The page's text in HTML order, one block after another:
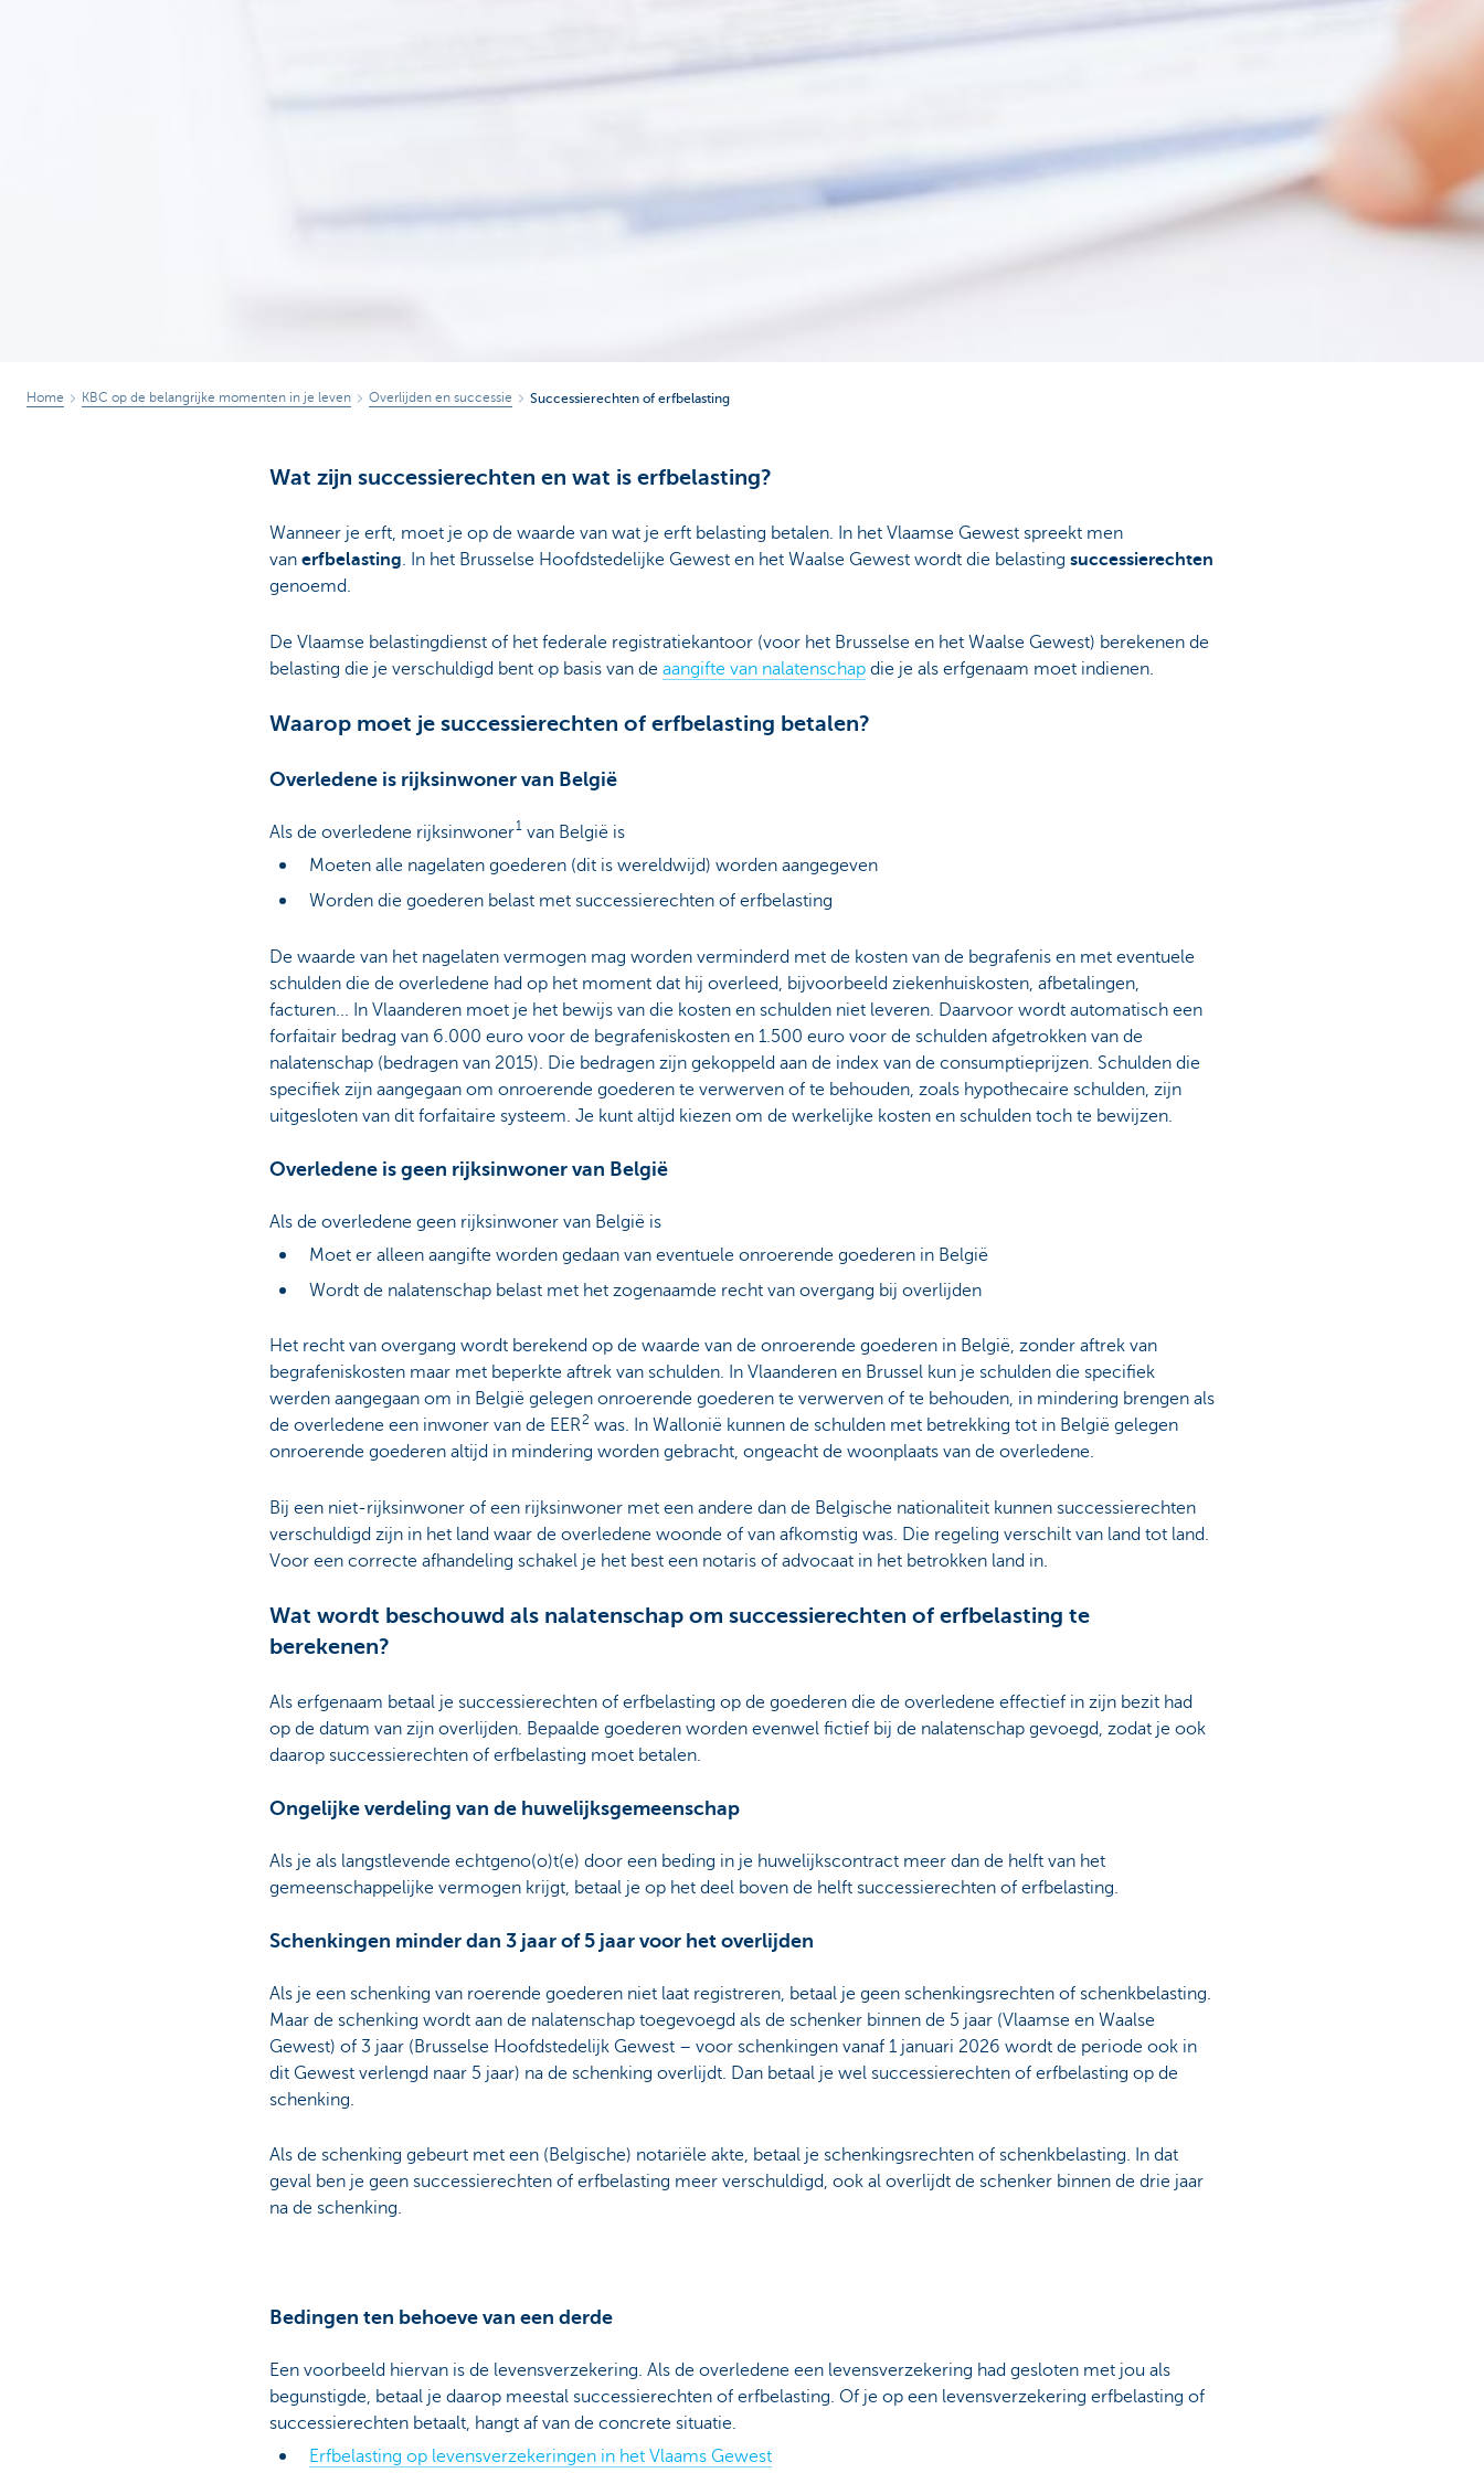
Home KBC op de belangrijke momenten in je leven Overlijden en successie Successierechten of erfbelasting
Wat zijn successierechten en wat is erfbelasting?
Wanneer je erft, moet je op de waarde van wat je erft belasting betalen. In het Vlaamse Gewest spreekt men
van erfbelasting. In het Brusselse Hoofdstedelijke Gewest en het Waalse Gewest wordt die belasting successierechten
genoemd.
De Vlaamse belastingdienst of het federale registratiekantoor (voor het Brusselse en het Waalse Gewest) berekenen de
belasting die je verschuldigd bent op basis van de aangifte van nalatenschap die je als erfgenaam moet indienen.
Waarop moet je successierechten of erfbelasting betalen?
Overledene is rijksinwoner van België
Als de overledene rijksinwoner1 van België is
Moeten alle nagelaten goederen (dit is wereldwijd) worden aangegeven
Worden die goederen belast met successierechten of erfbelasting
De waarde van het nagelaten vermogen mag worden verminderd met de kosten van de begrafenis en met eventuele
schulden die de overledene had op het moment dat hij overleed, bijvoorbeeld ziekenhuiskosten, afbetalingen,
facturen... In Vlaanderen moet je het bewijs van die kosten en schulden niet leveren. Daarvoor wordt automatisch een
forfaitair bedrag van 6.000 euro voor de begrafeniskosten en 1.500 euro voor de schulden afgetrokken van de
nalatenschap (bedragen van 2015). Die bedragen zijn gekoppeld aan de index van de consumptieprijzen. Schulden die
specifiek zijn aangegaan om onroerende goederen te verwerven of te behouden, zoals hypothecaire schulden, zijn
uitgesloten van dit forfaitaire systeem. Je kunt altijd kiezen om de werkelijke kosten en schulden toch te bewijzen.
Overledene is geen rijksinwoner van België
Als de overledene geen rijksinwoner van België is
Moet er alleen aangifte worden gedaan van eventuele onroerende goederen in België
Wordt de nalatenschap belast met het zogenaamde recht van overgang bij overlijden
Het recht van overgang wordt berekend op de waarde van de onroerende goederen in België, zonder aftrek van
begrafeniskosten maar met beperkte aftrek van schulden. In Vlaanderen en Brussel kun je schulden die specifiek
werden aangegaan om in België gelegen onroerende goederen te verwerven of te behouden, in mindering brengen als
de overledene een inwoner van de EER2 was. In Wallonië kunnen de schulden met betrekking tot in België gelegen
onroerende goederen altijd in mindering worden gebracht, ongeacht de woonplaats van de overledene.
Bij een niet-rijksinwoner of een rijksinwoner met een andere dan de Belgische nationaliteit kunnen successierechten
verschuldigd zijn in het land waar de overledene woonde of van afkomstig was. Die regeling verschilt van land tot land.
Voor een correcte afhandeling schakel je het best een notaris of advocaat in het betrokken land in.
Wat wordt beschouwd als nalatenschap om successierechten of erfbelasting te
berekenen?
Als erfgenaam betaal je successierechten of erfbelasting op de goederen die de overledene effectief in zijn bezit had
op de datum van zijn overlijden. Bepaalde goederen worden evenwel fictief bij de nalatenschap gevoegd, zodat je ook
daarop successierechten of erfbelasting moet betalen.
Ongelijke verdeling van de huwelijksgemeenschap
Als je als langstlevende echtgeno(o)t(e) door een beding in je huwelijkscontract meer dan de helft van het
gemeenschappelijke vermogen krijgt, betaal je op het deel boven de helft successierechten of erfbelasting.
Schenkingen minder dan 3 jaar of 5 jaar voor het overlijden
Als je een schenking van roerende goederen niet laat registreren, betaal je geen schenkingsrechten of schenkbelasting.
Maar de schenking wordt aan de nalatenschap toegevoegd als de schenker binnen de 5 jaar (Vlaamse en Waalse
Gewest) of 3 jaar (Brusselse Hoofdstedelijk Gewest – voor schenkingen vanaf 1 januari 2026 wordt de periode ook in
dit Gewest verlengd naar 5 jaar) na de schenking overlijdt. Dan betaal je wel successierechten of erfbelasting op de
schenking.
Als de schenking gebeurt met een (Belgische) notariële akte, betaal je schenkingsrechten of schenkbelasting. In dat
geval ben je geen successierechten of erfbelasting meer verschuldigd, ook al overlijdt de schenker binnen de drie jaar
na de schenking.
Bedingen ten behoeve van een derde
Een voorbeeld hiervan is de levensverzekering. Als de overledene een levensverzekering had gesloten met jou als
begunstigde, betaal je daarop meestal successierechten of erfbelasting. Of je op een levensverzekering erfbelasting of
successierechten betaalt, hangt af van de concrete situatie.
Erfbelasting op levensverzekeringen in het Vlaams Gewest